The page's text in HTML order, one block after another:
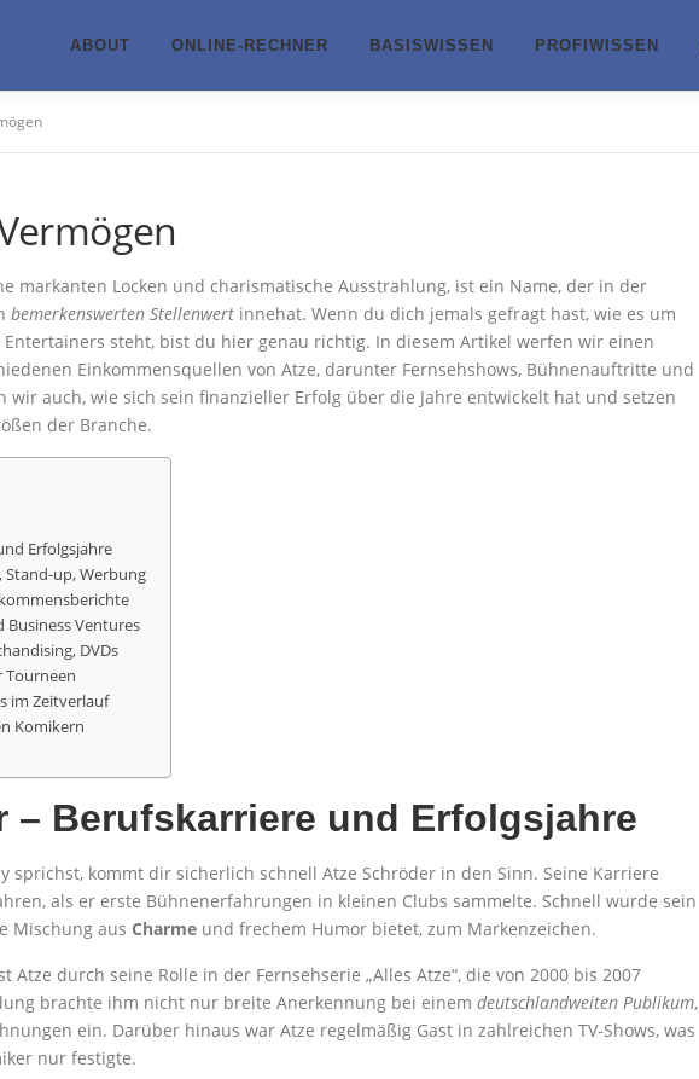
ABOUT ONLINE-RECHNER BASISWISSEN PROFIWISSEN
markanten Locken und charismatische Ausstrahlung, ist ein Name, der in der
bemerkenswerten Stellenwert innehat. Wenn du dich jemals gefragt hast, wie es um
Entertainers steht, bist du hier genau richtig. In diesem Artikel werfen wir einen
Einkommensquellen von Atze, darunter Fernsehshows, Bühnenauftritte und
wir auch, wie sich sein finanzieller Erfolg über die Jahre entwickelt hat und setzen
der Branche.
Erfolgsjahre
Stand-up, Werbung
Ventures
DVDs
Tourneen
im Zeitverlauf
Komikern
– Berufskarriere und Erfolgsjahre
sprichst, kommt dir sicherlich schnell Atze Schröder in den Sinn. Seine Karriere
als er erste Bühnenerfahrungen in kleinen Clubs sammelte. Schnell wurde sein
Mischung aus Charme und frechem Humor bietet, zum Markenzeichen.
Atze durch seine Rolle in der Fernsehserie „Alles Atze“, die von 2000 bis 2007
brachte ihm nicht nur breite Anerkennung bei einem deutschlandweiten Publikum,
ein. Darüber hinaus war Atze regelmäßig Gast in zahlreichen TV-Shows, was
nur festigte.